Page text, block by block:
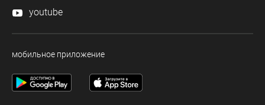
youtube
мобильное приложение